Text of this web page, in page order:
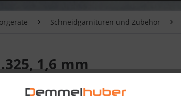
Schneidgarnituren und Zubehör
1,6 mm